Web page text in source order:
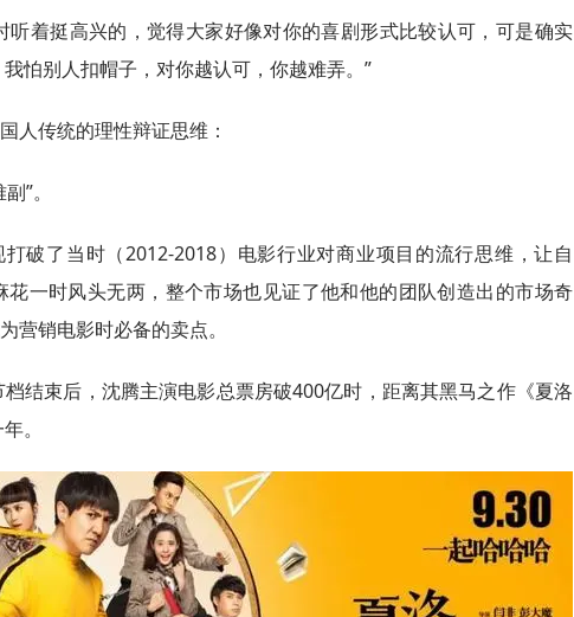
听着挺高兴的，觉得大家好像对你的喜剧形式比较认可，可是确实
怕别人扣帽子，对你越认可，你越难弄。”
人传统的理性辩证思维：
”。
破了当时（2012-2018）电影行业对商业项目的流行思维，让自
花一时风头无两，整个市场也见证了他和他的团队创造出的市场奇
营销电影时必备的卖点。
结束后，沈腾主演电影总票房破400亿时，距离其黑马之作《夏洛
。